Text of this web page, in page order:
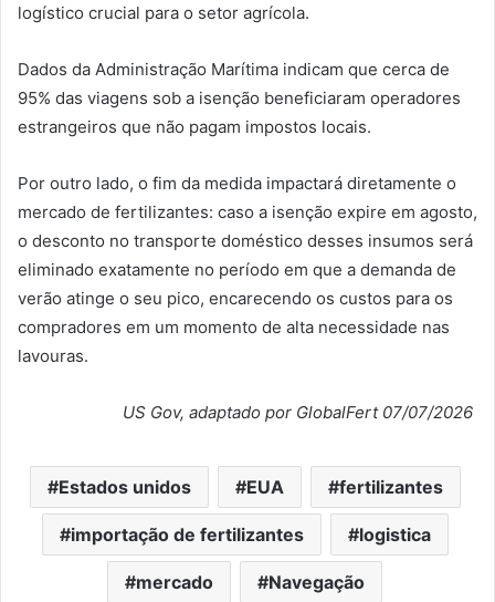
logístico crucial para o setor agrícola.
Dados da Administração Marítima indicam que cerca de
95% das viagens sob a isenção beneficiaram operadores
estrangeiros que não pagam impostos locais.
Por outro lado, o fim da medida impactará diretamente o
mercado de fertilizantes: caso a isenção expire em agosto,
o desconto no transporte doméstico desses insumos será
eliminado exatamente no período em que a demanda de
verão atinge o seu pico, encarecendo os custos para os
compradores em um momento de alta necessidade nas
lavouras.
US Gov, adaptado por GlobalFert 07/07/2026
Estados unidos EUA fertilizantes
importação de fertilizantes logistica
mercado Navegação